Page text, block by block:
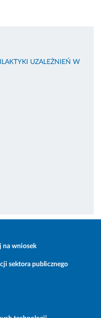
UZALEŻNIEŃ W
na wniosek
sektora publicznego